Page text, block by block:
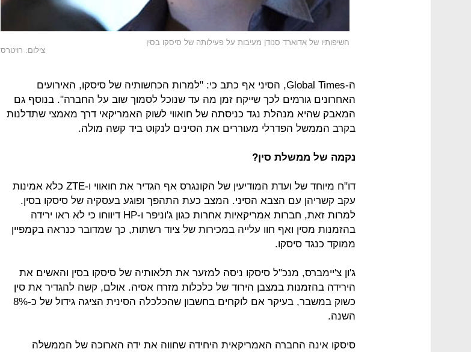
חשיפותיו של אדוארד סנודן מעיבות על פעילותה של סיסקו בסין
צילום: רויטרס
ה-Global Times, הסיני אף כתב כי: "למרות הכחשותיה של סיסקו, האירועים
האחרונים גורמים לכך שייקח זמן מה עד שנוכל לסמוך שוב על החברה". בנוסף גם
המאבק שהיא מנהלת נגד כניסתה של חואווי לשוק האמריקאי דרך מאמצי שתדלנות
בקרב הממשל הפדרלי מעוררים את הסינים לנקוט ביד קשה מולה.
נקמה של ממשלת סין?
דו"ח מיוחד של ועדת המודיעין של הקונגרס אף הגדיר את חואווי ו-ZTE כלא אמינות
עקב קשריהן עם הצבא הסיני. המצב כעת התהפך ופוגע בעסקיה של סיסקו בסין.
למרות זאת, חברות אמריקאיות אחרות כגון ג'וניפר ו-HP דיווחו כי לא ראו ירידה
בהזמנות מסין ואף חוו עלייה במכירות של ציוד רשתות, כך שמדובר כנראה בקמפיין
ממוקד כנגד סיסקו.
ג'ון צ'יימברס, מנכ"ל סיסקו ניסה למזער את תלאותיה של סיסקו בסין והאשים את
הירידה בהזמנות במצבן הירוד של כלכלות מזרח אסיה. אולם, קשה להגדיר את סין
כשוק במשבר, בעיקר אם לוקחים בחשבון שהכלכלה הסינית הציגה גידול של כ-8%
השנה.
סיסקו אינה החברה האמריקאית היחידה שחווה את ידה הארוכה של הממשלה